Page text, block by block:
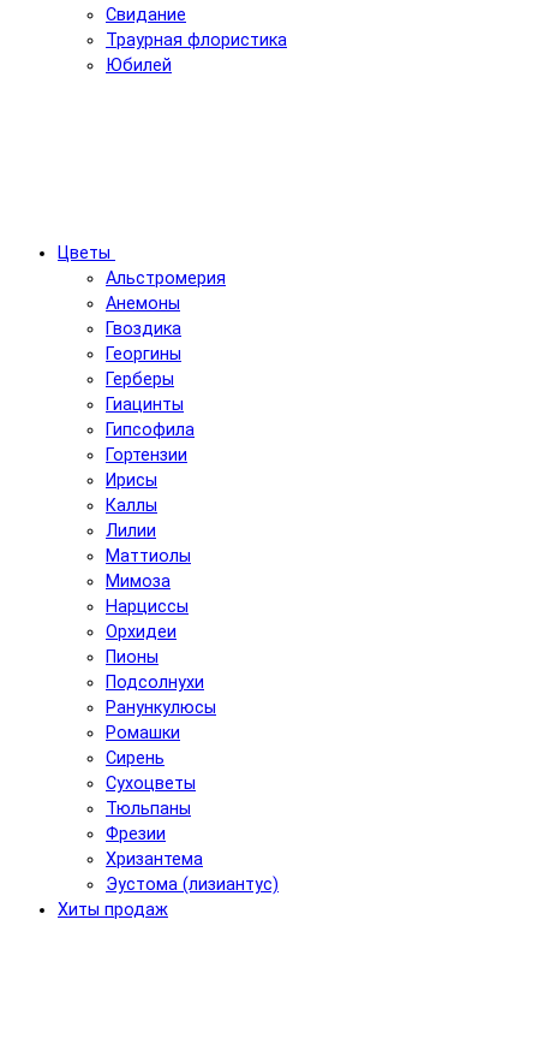
Свидание
Траурная флористика
Юбилей
Цветы
Альстромерия
Анемоны
Гвоздика
Георгины
Герберы
Гиацинты
Гипсофила
Гортензии
Ирисы
Каллы
Лилии
Маттиолы
Мимоза
Нарциссы
Орхидеи
Пионы
Подсолнухи
Ранункулюсы
Ромашки
Сирень
Сухоцветы
Тюльпаны
Фрезии
Хризантема
Эустома (лизиантус)
Хиты продаж